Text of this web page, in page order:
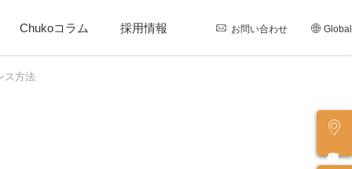
Chukoコラム 採用情報 お問い合わせ Global
ス方法